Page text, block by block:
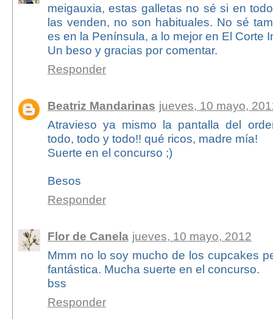
meigauxia, estas galletas no sé si en
las venden, no son habituales. No sé
es en la Península, a lo mejor en El Corte
Un beso y gracias por comentar.
Responder
Beatriz Mandarinas jueves, 10 mayo,
Atravieso ya mismo la pantalla del
todo, todo y todo!! qué ricos, madre mía!
Suerte en el concurso ;)
Besos
Responder
Flor de Canela jueves, 10 mayo, 2012
Mmm no lo soy mucho de los cupcakes
fantástica. Mucha suerte en el concurso.
bss
Responder